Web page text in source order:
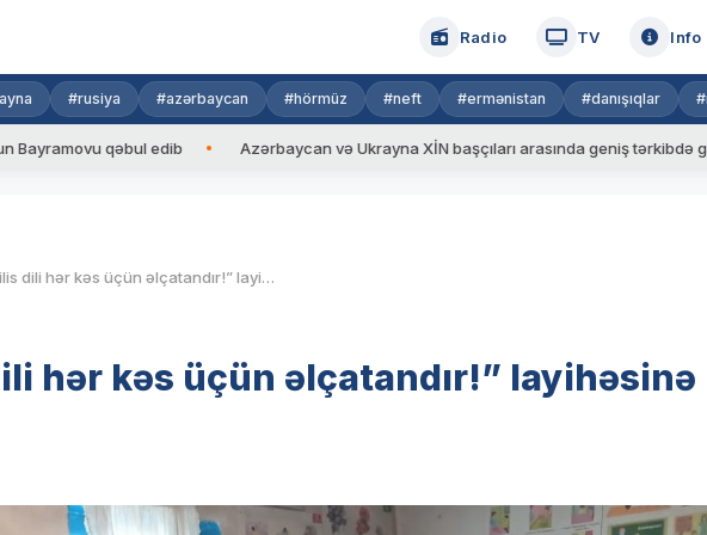
Radio TV Info
#rusiya #azərbaycan #hörmüz #neft #ermənistan #danışıqlar
qəbul edib Azərbaycan və Ukrayna XİN başçıları arasında geniş tərkibdə görüş
Tovuzda “İngilis dili hər kəs üçün əlçatandır!” layihəsinə start verilib
hər kəs üçün əlçatandır!” layihəsinə